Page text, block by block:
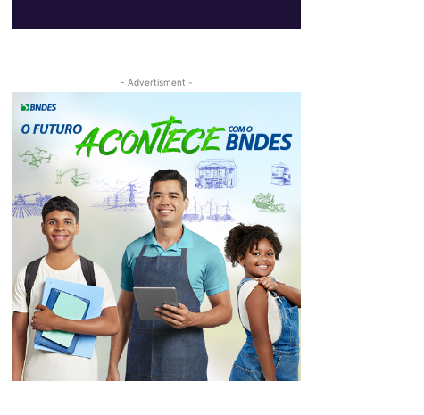
- Advertisment -